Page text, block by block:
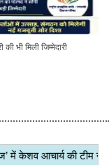
भी मिली जिम्मेदारी